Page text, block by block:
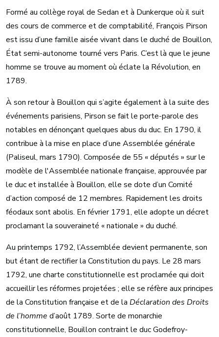
Formé au collège royal de Sedan et à Dunkerque où il suit
des cours de commerce et de comptabilité, François Pirson
est issu d’une famille aisée vivant dans le duché de Bouillon,
État semi-autonome tourné vers Paris. C’est là que le jeune
homme se trouve au moment où éclate la Révolution, en
1789.
À son retour à Bouillon qui s’agite également à la suite des
événements parisiens, Pirson se fait le porte-parole des
notables en dénonçant quelques abus du duc. En 1790, il
contribue à la mise en place d’une Assemblée générale
(Paliseul, mars 1790). Composée de 55 « députés » sur le
modèle de l'Assemblée nationale française, approuvée par
le duc et installée à Bouillon, elle se dote d’un Comité
d’action composé de 12 membres. Rapidement les droits
féodaux sont abolis. En février 1791, elle adopte un décret
proclamant la souveraineté « nationale » du duché.
Au printemps 1792, l’Assemblée devient permanente, son
but étant de rectifier la Constitution du pays. Le 28 mars
1792, une charte constitutionnelle est proclamée qui doit
accueillir les réformes projetées ; elle se réfère aux principes
de la Constitution française et de la Déclaration des Droits
de l’homme d’août 1789. Sorte de monarchie
constitutionnelle, Bouillon contraint le duc Godefroy-